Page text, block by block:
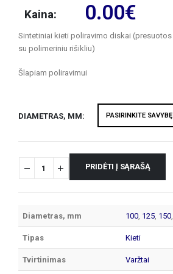
Kaina: 0.00€
Sintetiniai kieti poliravimo diskai
su polimeriniu rišikliu)
Šlapiam poliravimui
DIAMETRAS, MM
PRIDĖTI Į SĄRAŠĄ
Diametras, mm 100 125 150
Tipas Kieti
Tvirtinimas Varžtai